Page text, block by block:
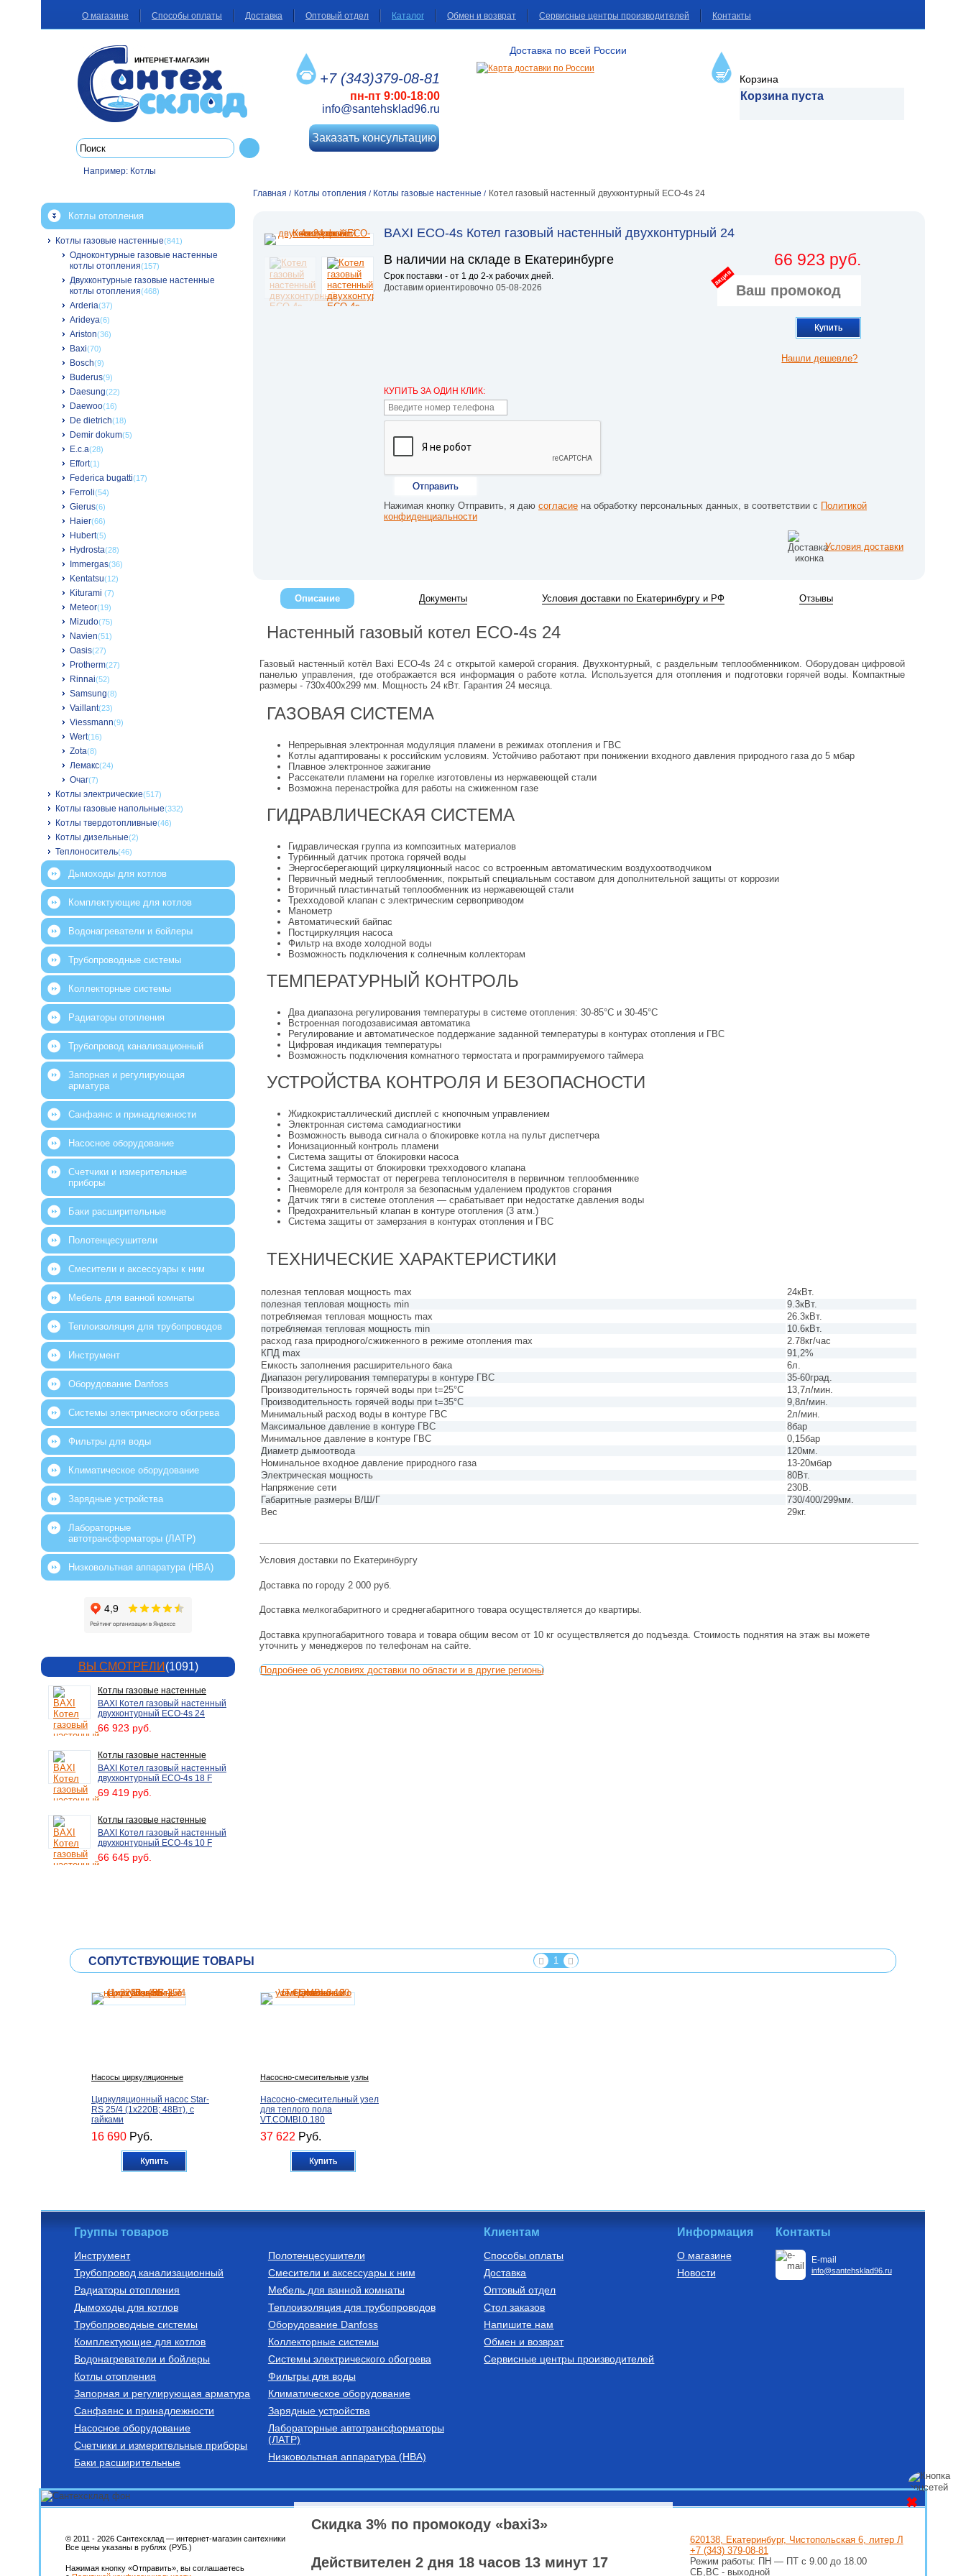
О магазине Способы оплаты Доставка Оптовый отдел Каталог Обмен и возврат Сервисные центры производителей Контакты
ИНТЕРНЕТ-МАГАЗИН
Например: Котлы
+7 (343)379-08-81
пн-пт 9:00-18:00
info@santehsklad96.ru
Заказать консультацию
Доставка по всей России
Корзина
Корзина пуста
Главная / Котлы отопления / Котлы газовые настенные / Котел газовый настенный двухконтурный ECO-4s 24
BAXI ECO-4s Котел газовый настенный двухконтурный 24
В наличии на складе в Екатеринбурге
Срок поставки - от 1 до 2-х рабочих дней.
Доставим ориентировочно 05-08-2026
66 923 руб.
акция
Купить
Нашли дешевле?
КУПИТЬ ЗА ОДИН КЛИК:
Отправить
Нажимая кнопку Отправить, я даю согласие на обработку персональных данных, в соответствии с Политикой
конфиденциальности
Условия доставки
Описание Документы Условия доставки по Екатеринбургу и РФ Отзывы
Настенный газовый котел ECO-4s 24
Газовый настенный котёл Baxi ECO-4s 24 c открытой камерой сгорания. Двухконтурный, с раздельным теплообменником. Оборудован цифровой
панелью управления, где отображается вся информация о работе котла. Используется для отопления и подготовки горячей воды. Компактные
размеры - 730х400х299 мм. Мощность 24 кВт. Гарантия 24 месяца.
ГАЗОВАЯ СИСТЕМА
Непрерывная электронная модуляция пламени в режимах отопления и ГВС
Котлы адаптированы к российским условиям. Устойчиво работают при понижении входного давления природного газа до 5 мбар
Плавное электронное зажигание
Рассекатели пламени на горелке изготовлены из нержавеющей стали
Возможна перенастройка для работы на сжиженном газе
ГИДРАВЛИЧЕСКАЯ СИСТЕМА
Гидравлическая группа из композитных материалов
Турбинный датчик протока горячей воды
Энергосберегающий циркуляционный насос со встроенным автоматическим воздухоотводчиком
Первичный медный теплообменник, покрытый специальным составом для дополнительной защиты от коррозии
Вторичный пластинчатый теплообменник из нержавеющей стали
Трехходовой клапан с электрическим сервоприводом
Манометр
Автоматический байпас
Постциркуляция насоса
Фильтр на входе холодной воды
Возможность подключения к солнечным коллекторам
ТЕМПЕРАТУРНЫЙ КОНТРОЛЬ
Два диапазона регулирования температуры в системе отопления: 30-85°С и 30-45°С
Встроенная погодозависимая автоматика
Регулирование и автоматическое поддержание заданной температуры в контурах отопления и ГВС
Цифровая индикация температуры
Возможность подключения комнатного термостата и программируемого таймера
УСТРОЙСТВА КОНТРОЛЯ И БЕЗОПАСНОСТИ
Жидкокристаллический дисплей с кнопочным управлением
Электронная система самодиагностики
Возможность вывода сигнала о блокировке котла на пульт диспетчера
Ионизационный контроль пламени
Система защиты от блокировки насоса
Система защиты от блокировки трехходового клапана
Защитный термостат от перегрева теплоносителя в первичном теплообменнике
Пневмореле для контроля за безопасным удалением продуктов сгорания
Датчик тяги в системе отопления — срабатывает при недостатке давления воды
Предохранительный клапан в контуре отопления (3 атм.)
Система защиты от замерзания в контурах отопления и ГВС
ТЕХНИЧЕСКИЕ ХАРАКТЕРИСТИКИ
полезная тепловая мощность max
24кВт.
полезная тепловая мощность min
9.3кВт.
потребляемая тепловая мощность max
26.3кВт.
потребляемая тепловая мощность min
10.6кВт.
расход газа природного/сжиженного в режиме отопления max
2.78кг/час
КПД max
91,2%
Емкость заполнения расширительного бака
6л.
Диапазон регулирования температуры в контуре ГВС
35-60град.
Производительность горячей воды при t=25°C
13,7л/мин.
Производительность горячей воды при t=35°C
9,8л/мин.
Минимальный расход воды в контуре ГВС
2л/мин.
Максимальное давление в контуре ГВС
8бар
Минимальное давление в контуре ГВС
0,15бар
Диаметр дымоотвода
120мм.
Номинальное входное давление природного газа
13-20мбар
Электрическая мощность
80Вт.
Напряжение сети
230В.
Габаритные размеры В/Ш/Г
730/400/299мм.
Вес
29кг.
Условия доставки по Екатеринбургу
Доставка по городу 2 000 руб.
Доставка мелкогабаритного и среднегабаритного товара осуществляется до квартиры.
Доставка крупногабаритного товара и товара общим весом от 10 кг осуществляется до подъезда. Стоимость поднятия на этаж вы можете
уточнить у менеджеров по телефонам на сайте.
Подробнее об условиях доставки по области и в другие регионы
Котлы отопления
Котлы газовые настенные(841)
Одноконтурные газовые настенные
котлы отопления(157)
Двухконтурные газовые настенные
котлы отопления(468)
Arderia(37)
Arideya(6)
Ariston(36)
Baxi(70)
Bosch(9)
Buderus(9)
Daesung(22)
Daewoo(16)
De dietrich(18)
Demir dokum(5)
E.c.a(28)
Effort(1)
Federica bugatti(17)
Ferroli(54)
Gierus(6)
Haier(66)
Hubert(5)
Hydrosta(28)
Immergas(36)
Kentatsu(12)
Kiturami (7)
Meteor(19)
Mizudo(75)
Navien(51)
Oasis(27)
Protherm(27)
Rinnai(52)
Samsung(8)
Vaillant(23)
Viessmann(9)
Wert(16)
Zota(8)
Лемакс(24)
Очаг(7)
Котлы электрические(517)
Котлы газовые напольные(332)
Котлы твердотопливные(46)
Котлы дизельные(2)
Теплоноситель(46)
Дымоходы для котлов
Комплектующие для котлов
Водонагреватели и бойлеры
Трубопроводные системы
Коллекторные системы
Радиаторы отопления
Трубопровод канализационный
Запорная и регулирующая
арматура
Санфаянс и принадлежности
Насосное оборудование
Счетчики и измерительные
приборы
Баки расширительные
Полотенцесушители
Смесители и аксессуары к ним
Мебель для ванной комнаты
Теплоизоляция для трубопроводов
Инструмент
Оборудование Danfoss
Системы электрического обогрева
Фильтры для воды
Климатическое оборудование
Зарядные устройства
Лабораторные
автотрансформаторы (ЛАТР)
Низковольтная аппаратура (НВА)
ВЫ СМОТРЕЛИ (1091)
Котлы газовые настенные
BAXI Котел газовый настенный
двухконтурный ECO-4s 24
66 923 руб.
Котлы газовые настенные
BAXI Котел газовый настенный
двухконтурный ECO-4s 18 F
69 419 руб.
Котлы газовые настенные
BAXI Котел газовый настенный
двухконтурный ECO-4s 10 F
66 645 руб.
СОПУТСТВУЮЩИЕ ТОВАРЫ 1
Насосы циркуляционные
Циркуляционный насос Star-
RS 25/4 (1х220В; 48Вт), с
гайками
16 690 Руб.
Купить
Насосно-смесительные узлы
Насосно-смесительный узел
для теплого пола
VT.COMBI.0.180
37 622 Руб.
Купить
Стабилизаторы напряжения для
Стабилизатор напряжения
Teplocom ST-222/500
4 900Руб.
Купить
Радиаторы алюминиевые
РАДИАТОР АЛЮМИНИЕВЫЙ
Optima 500/80/1
740Руб.
Купить
Трубы из сшитого полиэтилена
Труба из сшитого
полиэтилена с кислородным
Группы товаров
Инструмент
Трубопровод канализационный
Радиаторы отопления
Дымоходы для котлов
Трубопроводные системы
Комплектующие для котлов
Водонагреватели и бойлеры
Котлы отопления
Запорная и регулирующая арматура
Санфаянс и принадлежности
Насосное оборудование
Счетчики и измерительные приборы
Баки расширительные
Полотенцесушители
Смесители и аксессуары к ним
Мебель для ванной комнаты
Теплоизоляция для трубопроводов
Оборудование Danfoss
Коллекторные системы
Системы электрического обогрева
Фильтры для воды
Климатическое оборудование
Зарядные устройства
Лабораторные автотрансформаторы
(ЛАТР)
Низковольтная аппаратура (НВА)
Клиентам
Способы оплаты
Доставка
Оптовый отдел
Стол заказов
Напишите нам
Обмен и возврат
Сервисные центры производителей
Информация
О магазине
Новости
Контакты
E-mail
info@santehsklad96.ru
© 2011 - 2026 Сантехсклад — интернет-магазин сантехники
Все цены указаны в рублях (РУБ.)
Нажимая кнопку «Отправить», вы соглашаетесь
620138, Екатеринбург, Чистопольская 6, литер Л
+7 (343) 379-08-81
Режим работы: ПН — ПТ с 9.00 до 18.00
СБ,ВС - выходной
✖
Скидка 3% по промокоду «baxi3»
Действителен2 дня 18 часов 13 минут 16